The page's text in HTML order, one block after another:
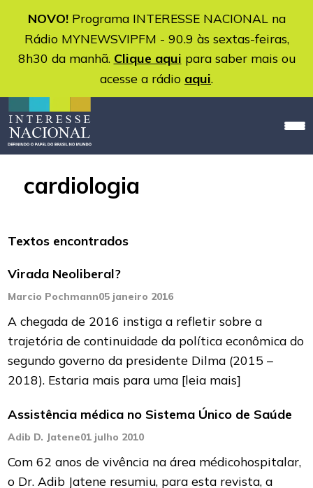
NOVO!Programa INTERESSE NACIONAL na
Rádio MYNEWSVIPFM - 90.9 às sextas-feiras,
8h30 da manhã. Clique aqui para saber mais ou
acesse a rádio aqui.
cardiologia
Textos encontrados
Virada Neoliberal?
Marcio Pochmann05 janeiro 2016
A chegada de 2016 instiga a refletir sobre a
trajetória de continuidade da política econômica do
segundo governo da presidente Dilma (2015 –
2018). Estaria mais para uma [leia mais]
Assistência médica no Sistema Único de Saúde
Adib D. Jatene01 julho 2010
Com 62 anos de vivência na área médicohospitalar,
o Dr. Adib Jatene resumiu, para esta revista, a